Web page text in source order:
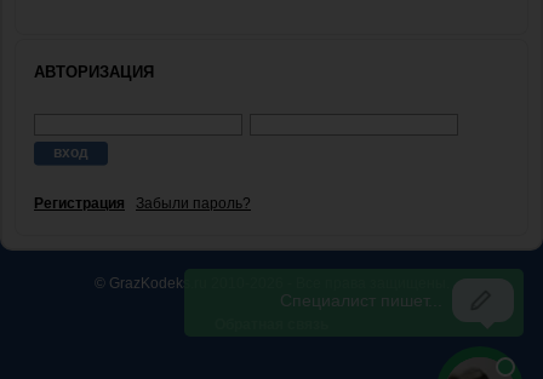
АВТОРИЗАЦИЯ
Регистрация Забыли пароль?
© GrazKodeks.ru 2010-2026 - Все права защищены.